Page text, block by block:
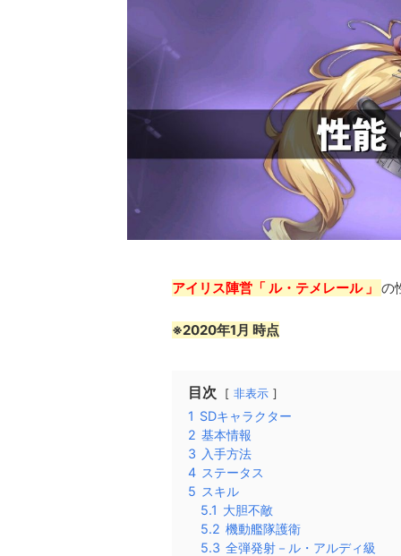
アイリス陣営「 ル・テメレール 」 の
※2020年1月 時点
目次 非表示
1 SDキャラクター
2 基本情報
3 入手方法
4 ステータス
5 スキル
5.1 大胆不敵
5.2 機動艦隊護衛
5.3 全弾発射－ル・アルディ級